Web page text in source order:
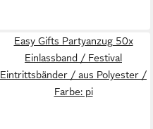
Easy Gifts Partyanzug 50x
Einlassband / Festival
Eintrittsbänder / aus Polyester /
Farbe: pi